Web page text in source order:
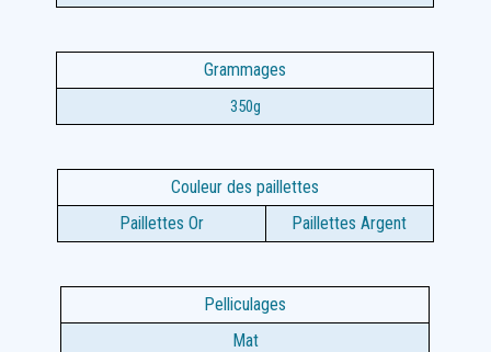
Grammages
350g
Couleur des paillettes
Paillettes Or
Paillettes Argent
Pelliculages
Mat